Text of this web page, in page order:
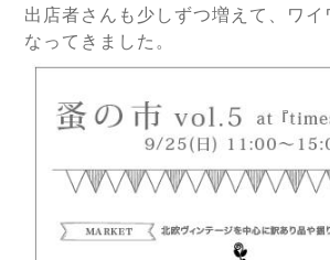
出店者さんも少しずつ増えて、ワイ
なってきました。